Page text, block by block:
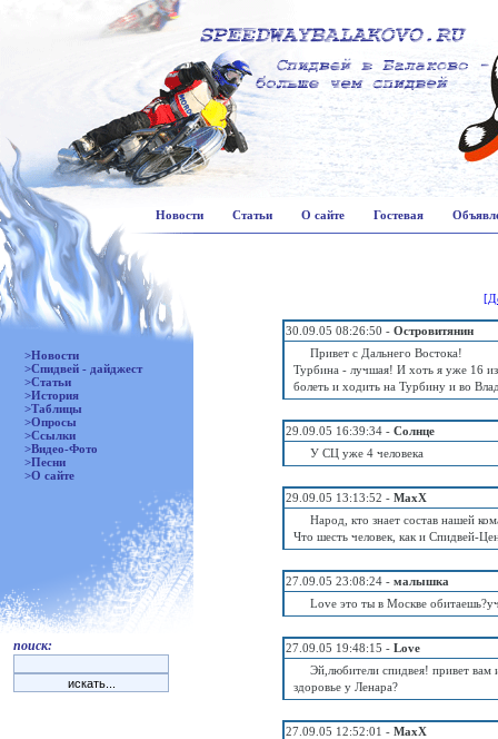
Новости Статьи О сайте Гостевая
>Новости
>Спидвей - дайджест
>Статьи
>История
>Таблицы
>Опросы
>Ссылки
>Видео-Фото
>Песни
>О сайте
поиск:
30.09.05 08:26:50 - Островитянин
Привет с Дальнего Востока!
Турбина - лучшая! И хоть я уже 16
болеть и ходить на Турбину и во
29.09.05 16:39:34 - Солнце
У СЦ уже 4 человека
29.09.05 13:13:52 - MaxX
Народ, кто знает состав нашей
Что шесть человек, как и Спидвей-
27.09.05 23:08:24 - малышка
Love это ты в Москве
27.09.05 19:48:15 - Love
Эй,любители спидвея! привет вам
здоровье у Ленара?
27.09.05 12:52:01 - MaxX